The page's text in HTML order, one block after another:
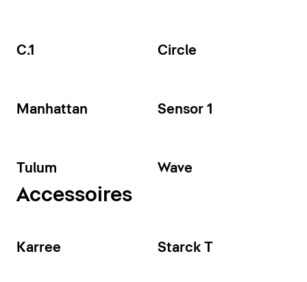
C.1 Circle
Manhattan Sensor 1
Tulum Wave
Accessoires
Karree Starck T